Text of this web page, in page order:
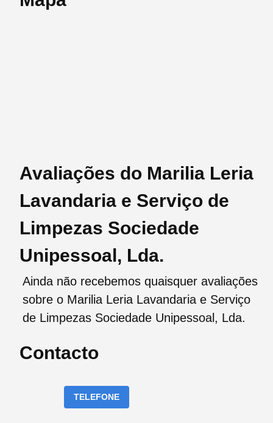
Avaliações do Marilia Leria
Lavandaria e Serviço de
Limpezas Sociedade
Unipessoal, Lda.
Ainda não recebemos quaisquer avaliações
sobre o Marilia Leria Lavandaria e Serviço
de Limpezas Sociedade Unipessoal, Lda.
Contacto
TELEFONE